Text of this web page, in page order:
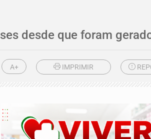
desde que foram
A+ IMPRIMIR